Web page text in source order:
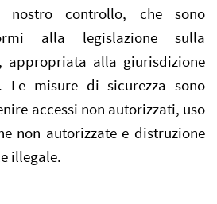
controllo, che sono
alla legislazione sulla
appropriata alla giurisdizione
Le misure di sicurezza sono
accessi non autorizzati, uso
non autorizzate e distruzione
illegale.